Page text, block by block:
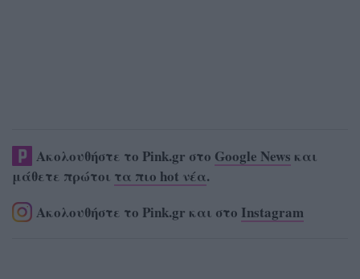
Ακολουθήστε το Pink.gr στο Google News και
μάθετε πρώτοι τα πιο hot νέα.
Ακολουθήστε το Pink.gr και στο Instagram